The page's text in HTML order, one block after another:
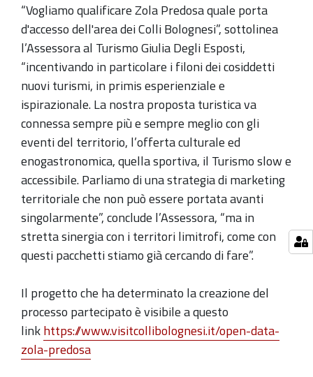
“Vogliamo qualificare Zola Predosa quale porta
d'accesso dell'area dei Colli Bolognesi”, sottolinea
l’Assessora al Turismo Giulia Degli Esposti,
“incentivando in particolare i filoni dei cosiddetti
nuovi turismi, in primis esperienziale e
ispirazionale. La nostra proposta turistica va
connessa sempre più e sempre meglio con gli
eventi del territorio, l’offerta culturale ed
enogastronomica, quella sportiva, il Turismo slow e
accessibile. Parliamo di una strategia di marketing
territoriale che non può essere portata avanti
singolarmente”, conclude l’Assessora, “ma in
stretta sinergia con i territori limitrofi, come con
questi pacchetti stiamo già cercando di fare”.
Il progetto che ha determinato la creazione del
processo partecipato è visibile a questo
linkhttps://www.visitcollibolognesi.it/open-data-
zola-predosa